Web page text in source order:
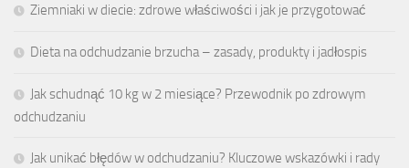
Ziemniaki w diecie: zdrowe właściwości i jak je przygotować
Dieta na odchudzanie brzucha – zasady, produkty i jadłospis
Jak schudnąć 10 kg w 2 miesiące? Przewodnik po zdrowym
odchudzaniu
Jak unikać błędów w odchudzaniu? Kluczowe wskazówki i rady